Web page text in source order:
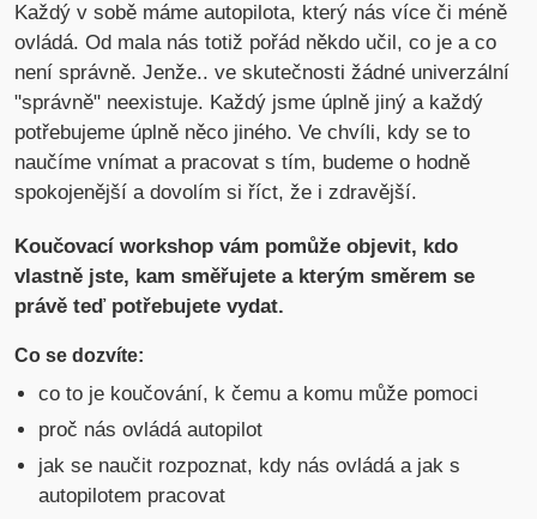
Každý v sobě máme autopilota, který nás více či méně
ovládá. Od mala nás totiž pořád někdo učil, co je a co
není správně. Jenže.. ve skutečnosti žádné univerzální
"správně" neexistuje. Každý jsme úplně jiný a každý
potřebujeme úplně něco jiného. Ve chvíli, kdy se to
naučíme vnímat a pracovat s tím, budeme o hodně
spokojenější a dovolím si říct, že i zdravější.
Koučovací workshop vám pomůže objevit, kdo
vlastně jste, kam směřujete a kterým směrem se
právě teď potřebujete vydat.
Co se dozvíte:
co to je koučování, k čemu a komu může pomoci
proč nás ovládá autopilot
jak se naučit rozpoznat, kdy nás ovládá a jak s
autopilotem pracovat